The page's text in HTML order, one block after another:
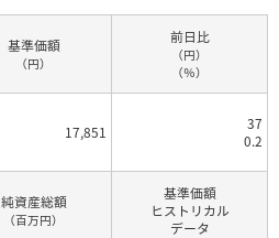
基準価額
（円）
前日比
（円）
（％）
17,851
37
0.2
純資産総額
（百万円）
基準価額
ヒストリカル
データ